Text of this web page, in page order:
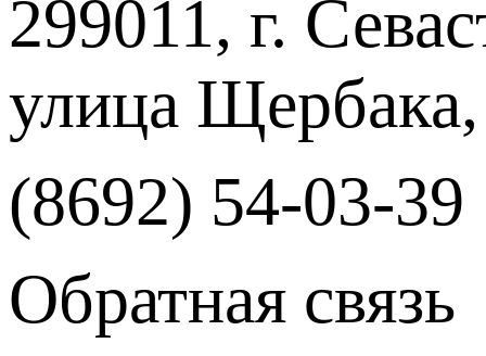
299011, г.
улица
(8692) 54-03-39
Обратная связь